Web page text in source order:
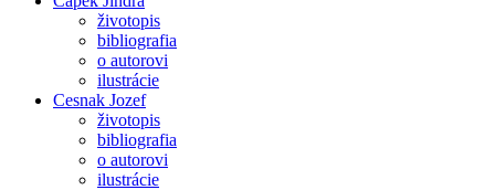
životopis
bibliografia
o autorovi
ilustrácie
Cesnak Jozef
životopis
bibliografia
o autorovi
ilustrácie